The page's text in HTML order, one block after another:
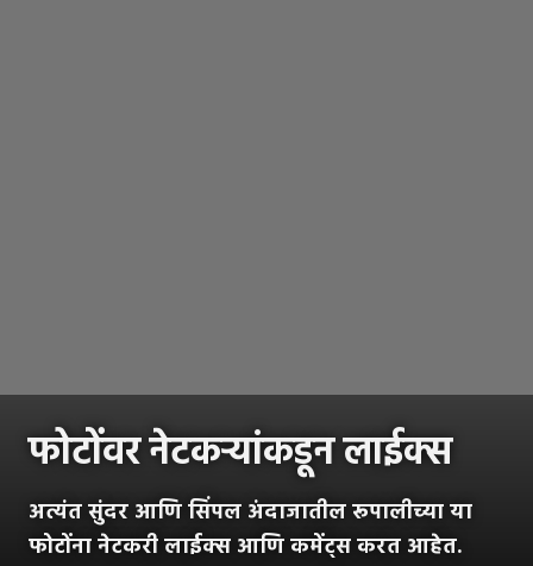
फोटोंवर नेटकऱ्यांकडून लाईक्स
अत्यंत सुंदर आणि सिंपल अंदाजातील रूपालीच्या या
फोटोंना नेटकरी लाईक्स आणि कमेंट्स करत आहेत.